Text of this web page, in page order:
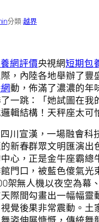
分類:越界
網評價央視網短期包
，內陸各地舉辦了豐
動，佈滿了濃濃的年
一跳：「她試圖在我
輯結構！天秤座太可
川宣漢，一場融會科
新春群眾文明匯演出
心，正是金牛座霸總
門口，被藍色傻氣光
架無人機以夜空為幕
際間勾畫出一幅幅靈
覺後果非常震動。土